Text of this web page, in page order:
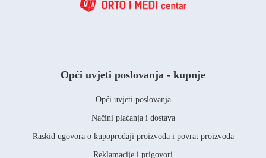
Opći uvjeti poslovanja - kupnje
Opći uvjeti poslovanja
Načini plaćanja i dostava
Raskid ugovora o kupoprodaji proizvoda i povrat proizvoda
Reklamacije i prigovori